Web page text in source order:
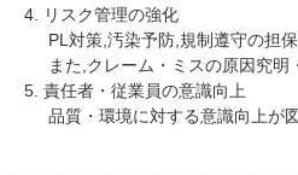
リスク管理の強化
PL対策,汚染予防,規制遵守の担
また,クレーム・ミスの原因究
責任者・従業員の意識向上
品質・環境に対する意識向上が